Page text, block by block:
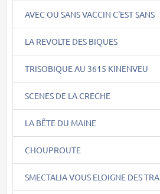
AVEC OU SANS VACCIN C'EST SANS
LA REVOLTE DES BIQUES
TRISOBIQUE AU 3615 KINENVEU
SCENES DE LA CRECHE
LA BÊTE DU MAINE
CHOUPROUTE
SMECTALIA VOUS ELOIGNE DES TRA